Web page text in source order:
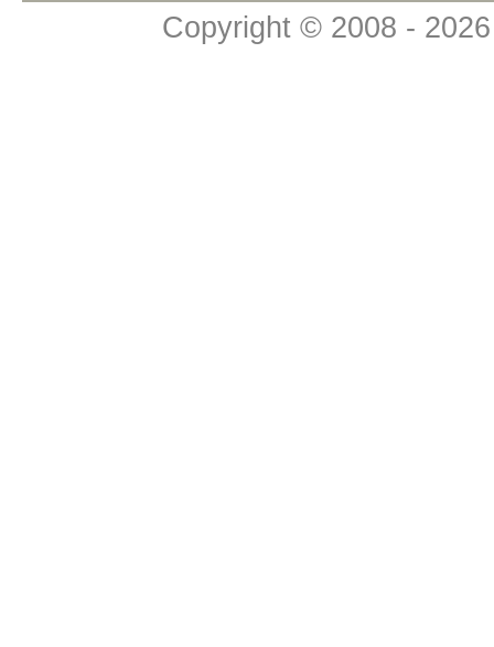
Copyright © 2008 -